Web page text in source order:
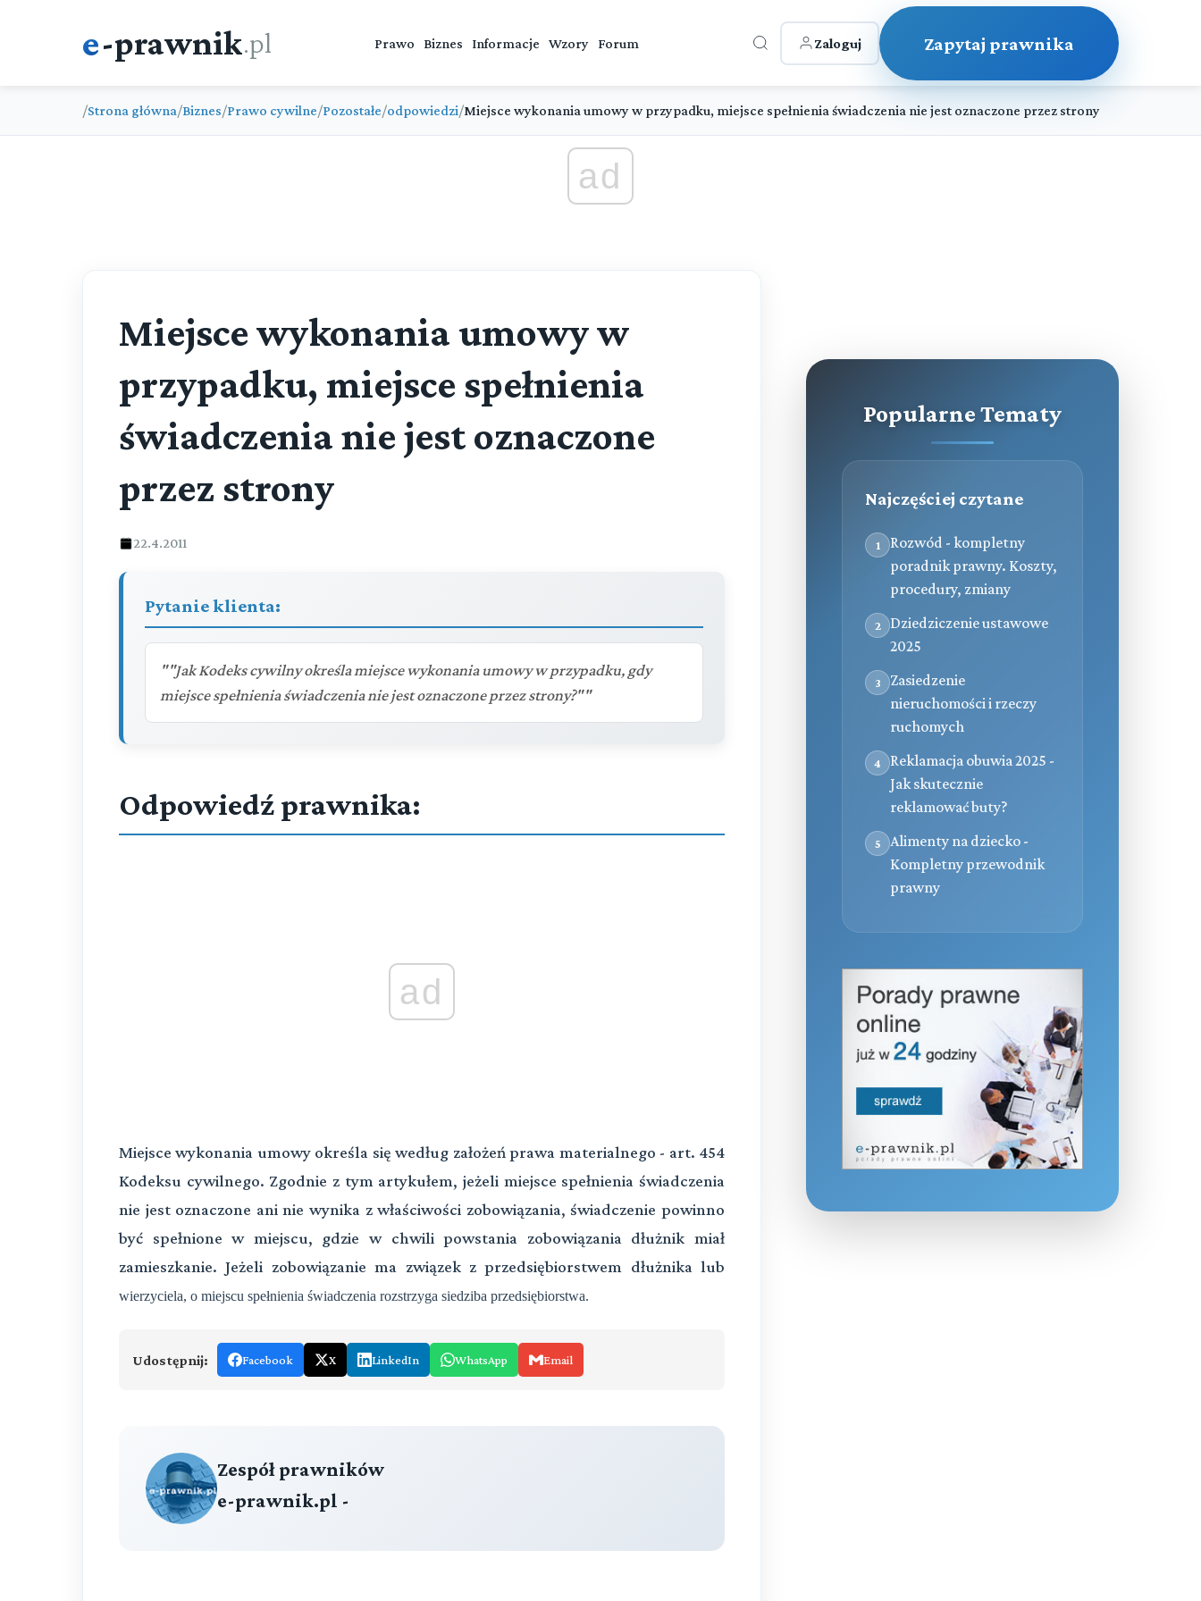
e-prawnik.pl Prawo Biznes Informacje Wzory Forum Zaloguj Zapytaj prawnika
/Strona główna/Biznes/Prawo cywilne/Pozostałe/odpowiedzi/Miejsce wykonania umowy w przypadku, miejsce spełnienia świadczenia nie jest oznaczone przez strony
ad
Miejsce wykonania umowy w
przypadku, miejsce spełnienia
świadczenia nie jest oznaczone
przez strony
22.4.2011
Pytanie klienta:
""Jak Kodeks cywilny określa miejsce wykonania umowy w przypadku, gdy
miejsce spełnienia świadczenia nie jest oznaczone przez strony?""
Odpowiedź prawnika:
ad
Miejsce wykonania umowy określa się według założeń prawa materialnego - art. 454
Kodeksu cywilnego. Zgodnie z tym artykułem, jeżeli miejsce spełnienia świadczenia
nie jest oznaczone ani nie wynika z właściwości zobowiązania, świadczenie powinno
być spełnione w miejscu, gdzie w chwili powstania zobowiązania dłużnik miał
zamieszkanie. Jeżeli zobowiązanie ma związek z przedsiębiorstwem dłużnika lub
wierzyciela, o miejscu spełnienia świadczenia rozstrzyga siedziba przedsiębiorstwa.
Udostępnij: Facebook X LinkedIn WhatsApp Email
Zespół prawników
e-prawnik.pl -
Popularne Tematy
Najczęściej czytane
1
Rozwód - kompletny
poradnik prawny. Koszty,
procedury, zmiany
2
Dziedziczenie ustawowe
2025
3
Zasiedzenie
nieruchomości i rzeczy
ruchomych
4
Reklamacja obuwia 2025 -
Jak skutecznie
reklamować buty?
5
Alimenty na dziecko -
Kompletny przewodnik
prawny